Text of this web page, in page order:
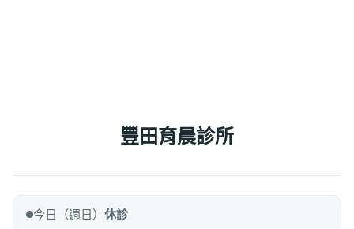
豐田育晨診所
今日（週日） 休診